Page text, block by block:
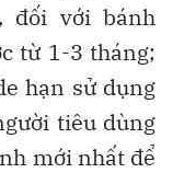
đối với bánh
từ 1-3 tháng;
hạn sử dụng
tiêu dùng
mới nhất để